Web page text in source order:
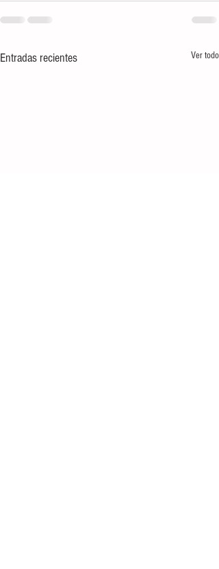
Entradas recientes Ver todo